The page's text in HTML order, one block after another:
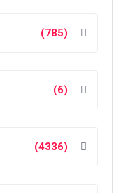
(785)
(6)
(4336)